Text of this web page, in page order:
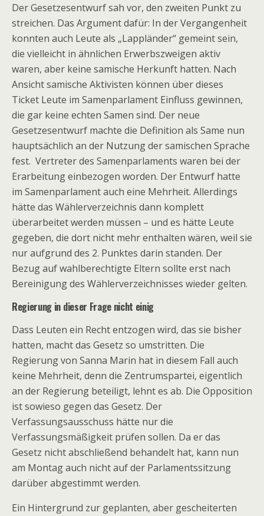
Der Gesetzesentwurf sah vor, den zweiten Punkt zu
streichen. Das Argument dafür: In der Vergangenheit
konnten auch Leute als „Lappländer“ gemeint sein,
die vielleicht in ähnlichen Erwerbszweigen aktiv
waren, aber keine samische Herkunft hatten. Nach
Ansicht samische Aktivisten können über dieses
Ticket Leute im Samenparlament Einfluss gewinnen,
die gar keine echten Samen sind. Der neue
Gesetzesentwurf machte die Definition als Same nun
hauptsächlich an der Nutzung der samischen Sprache
fest. Vertreter des Samenparlaments waren bei der
Erarbeitung einbezogen worden. Der Entwurf hatte
im Samenparlament auch eine Mehrheit. Allerdings
hätte das Wählerverzeichnis dann komplett
überarbeitet werden müssen – und es hätte Leute
gegeben, die dort nicht mehr enthalten wären, weil sie
nur aufgrund des 2. Punktes darin standen. Der
Bezug auf wahlberechtigte Eltern sollte erst nach
Bereinigung des Wählerverzeichnisses wieder gelten.
Regierung in dieser Frage nicht einig
Dass Leuten ein Recht entzogen wird, das sie bisher
hatten, macht das Gesetz so umstritten. Die
Regierung von Sanna Marin hat in diesem Fall auch
keine Mehrheit, denn die Zentrumspartei, eigentlich
an der Regierung beteiligt, lehnt es ab. Die Opposition
ist sowieso gegen das Gesetz. Der
Verfassungsausschuss hätte nur die
Verfassungsmäßigkeit prüfen sollen. Da er das
Gesetz nicht abschließend behandelt hat, kann nun
am Montag auch nicht auf der Parlamentssitzung
darüber abgestimmt werden.
Ein Hintergrund zur geplanten, aber gescheiterten